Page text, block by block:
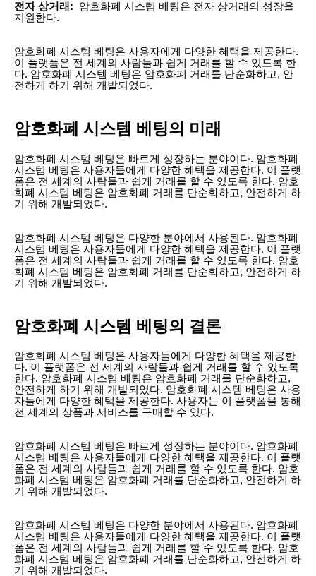
전자 상거래:
암호화폐 시스템 베팅은 전자 상거래의 성장을
지원한다.
암호화폐 시스템 베팅은 사용자에게 다양한 혜택을 제공한다.
이 플랫폼은 전 세계의 사람들과 쉽게 거래를 할 수 있도록 한
다. 암호화폐 시스템 베팅은 암호화폐 거래를 단순화하고, 안
전하게 하기 위해 개발되었다.
암호화폐 시스템 베팅의 미래
암호화폐 시스템 베팅은 빠르게 성장하는 분야이다. 암호화폐
시스템 베팅은 사용자들에게 다양한 혜택을 제공한다. 이 플랫
폼은 전 세계의 사람들과 쉽게 거래를 할 수 있도록 한다. 암호
화폐 시스템 베팅은 암호화폐 거래를 단순화하고, 안전하게 하
기 위해 개발되었다.
암호화폐 시스템 베팅은 다양한 분야에서 사용된다. 암호화폐
시스템 베팅은 사용자들에게 다양한 혜택을 제공한다. 이 플랫
폼은 전 세계의 사람들과 쉽게 거래를 할 수 있도록 한다. 암호
화폐 시스템 베팅은 암호화폐 거래를 단순화하고, 안전하게 하
기 위해 개발되었다.
암호화폐 시스템 베팅의 결론
암호화폐 시스템 베팅은 사용자들에게 다양한 혜택을 제공한
다. 이 플랫폼은 전 세계의 사람들과 쉽게 거래를 할 수 있도록
한다. 암호화폐 시스템 베팅은 암호화폐 거래를 단순화하고,
안전하게 하기 위해 개발되었다. 암호화폐 시스템 베팅은 사용
자들에게 다양한 혜택을 제공한다. 사용자는 이 플랫폼을 통해
전 세계의 상품과 서비스를 구매할 수 있다.
암호화폐 시스템 베팅은 빠르게 성장하는 분야이다. 암호화폐
시스템 베팅은 사용자들에게 다양한 혜택을 제공한다. 이 플랫
폼은 전 세계의 사람들과 쉽게 거래를 할 수 있도록 한다. 암호
화폐 시스템 베팅은 암호화폐 거래를 단순화하고, 안전하게 하
기 위해 개발되었다.
암호화폐 시스템 베팅은 다양한 분야에서 사용된다. 암호화폐
시스템 베팅은 사용자들에게 다양한 혜택을 제공한다. 이 플랫
폼은 전 세계의 사람들과 쉽게 거래를 할 수 있도록 한다. 암호
화폐 시스템 베팅은 암호화폐 거래를 단순화하고, 안전하게 하
기 위해 개발되었다.